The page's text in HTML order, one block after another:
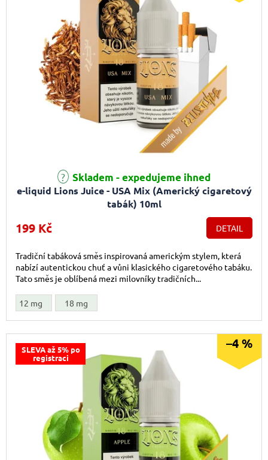
e-liquid Lions Juice - USA Mix (Americký cigaretový
tabák) 10ml
Průměrné hodnocení produktu je 1,0 z 5 hvězdiček.
Skladem - expedujeme ihned
199 Kč DETAIL
Tradiční tabáková směs inspirovaná americkým stylem, která
nabízí autentickou chuť a vůni klasického cigaretového tabáku.
Tato směs je oblíbená mezi milovníky tradičních...
12 mg 18 mg
SLEVA až 5% po
registraci
–4 %